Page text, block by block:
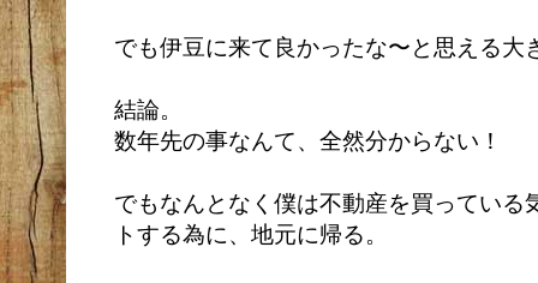
でも伊豆に来て良かったな〜と思える大
結論。
数年先の事なんて、全然分からない！
でもなんとなく僕は不動産を買っている
トする為に、地元に帰る。